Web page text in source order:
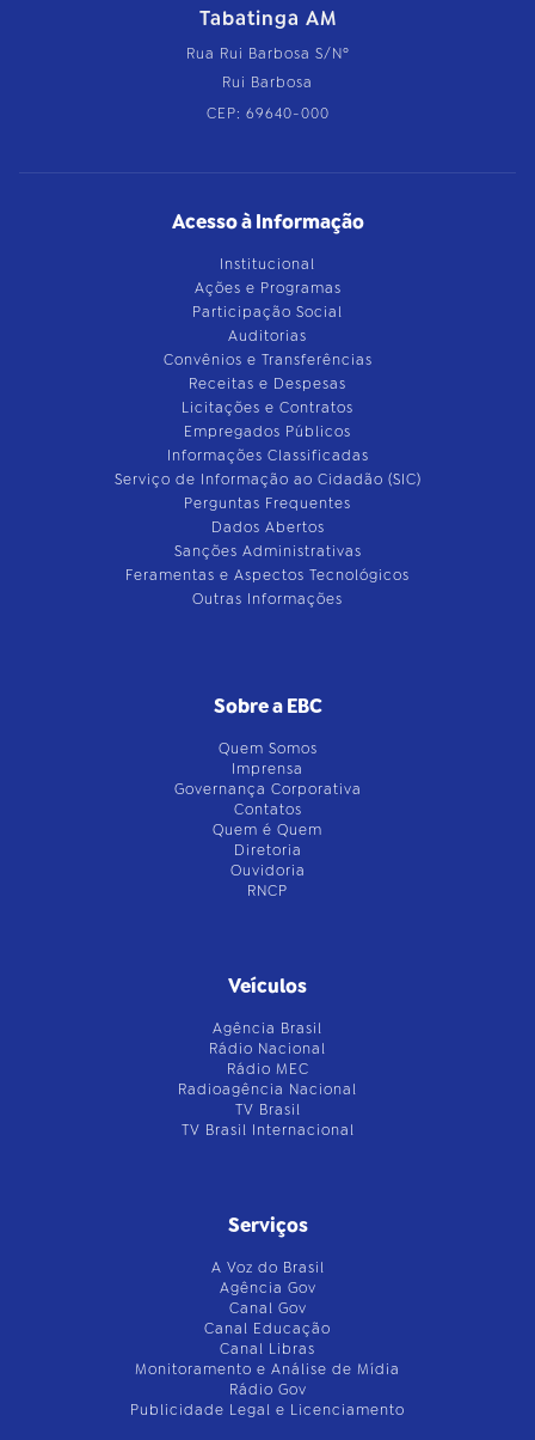
Tabatinga AM
Rua Rui Barbosa S/Nº
Rui Barbosa
CEP: 69640-000
Acesso à Informação
Institucional
Ações e Programas
Participação Social
Auditorias
Convênios e Transferências
Receitas e Despesas
Licitações e Contratos
Empregados Públicos
Informações Classificadas
Serviço de Informação ao Cidadão (SIC)
Perguntas Frequentes
Dados Abertos
Sanções Administrativas
Feramentas e Aspectos Tecnológicos
Outras Informações
Sobre a EBC
Quem Somos
Imprensa
Governança Corporativa
Contatos
Quem é Quem
Diretoria
Ouvidoria
RNCP
Veículos
Agência Brasil
Rádio Nacional
Rádio MEC
Radioagência Nacional
TV Brasil
TV Brasil Internacional
Serviços
A Voz do Brasil
Agência Gov
Canal Gov
Canal Educação
Canal Libras
Monitoramento e Análise de Mídia
Rádio Gov
Publicidade Legal e Licenciamento